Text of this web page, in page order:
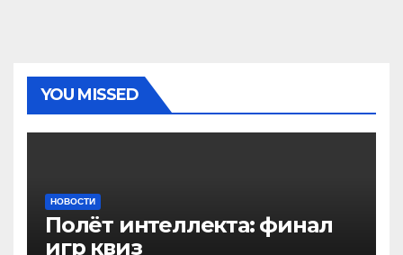
YOU MISSED
НОВОСТИ
Полёт интеллекта: финал
игр квиз